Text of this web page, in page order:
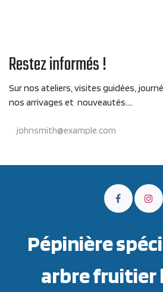
Restez informés !
Sur nos ateliers, visites guidées,
nos arrivages et nouveautés....
Pépinière
arbre fruitier